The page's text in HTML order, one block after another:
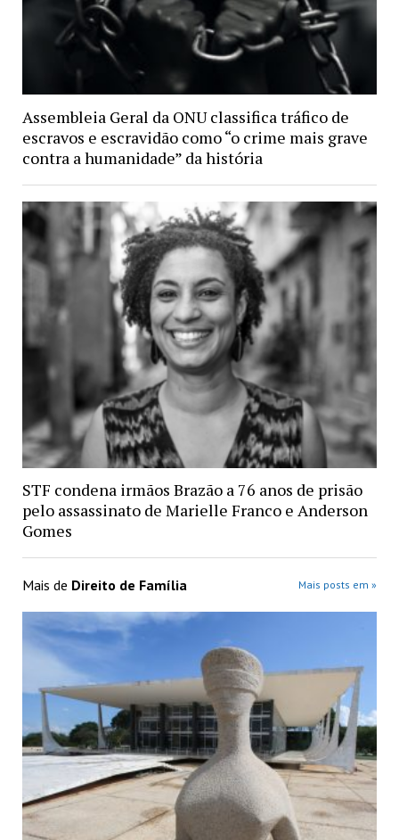
Assembleia Geral da ONU classifica tráfico de
escravos e escravidão como “o crime mais grave
contra a humanidade” da história
STF condena irmãos Brazão a 76 anos de prisão
pelo assassinato de Marielle Franco e Anderson
Gomes
Mais de Direito de Família Mais posts em »